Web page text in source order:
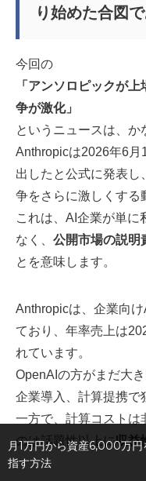
り始めた合図
今回の
「アンソロピックが
争が激化」
というニュースは、か
Anthropicは2026年6月
出したと公式に発表し
争をさらに激しくする
これは、AI企業が単に
なく、 公開市場の説明
とを意味します。
Anthropicは、企業向
ており、年率売上は
れています。
OpenAIの方がまだ大
企業導入、計算提携で
一方で、計算コストは
のは話題性以上に収益
月1万円から資産6,000万円
指す方法